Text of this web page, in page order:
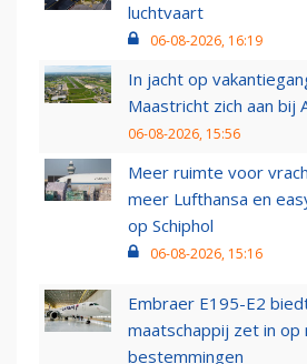
luchtvaart
06-08-2026, 16:19
In jacht op
Maastricht zich aan bij
06-08-2026, 15:56
Meer ruimte voor
meer Lufthansa en
op Schiphol
06-08-2026, 15:16
Embraer E195-E2
maatschappij zet in op
bestemmingen